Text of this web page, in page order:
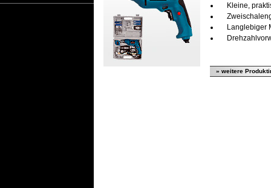
Kleine,
Langlebiger
» weitere